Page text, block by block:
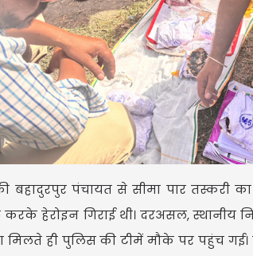
बहादुरपुर पंचायत से सीमा पार तस्करी
करके हेरोइन गिराई थी। दरअसल,
ही पुलिस की टीमें मौके पर पहुंच